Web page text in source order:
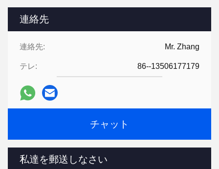
連絡先
連絡先: Mr. Zhang
テレ: 86--13506177179
チャット
私達を郵送しなさい